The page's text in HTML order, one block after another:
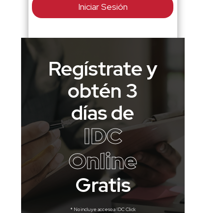
Iniciar Sesión
Regístrate y
obtén 3
días de
IDC
Online
Gratis
* No incluye acceso a IDC Click